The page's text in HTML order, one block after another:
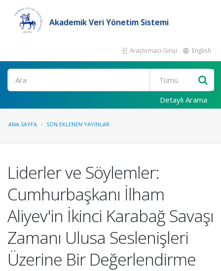
Akademik Veri Yönetim Sistemi
Araştırmacı Girişi English
Ara
Detaylı Arama
ANA SAYFA SON EKLENEN YAYINLAR
Liderler ve Söylemler:
Cumhurbaşkanı İlham
Aliyev'in İkinci Karabağ Savaşı
Zamanı Ulusa Seslenişleri
Üzerine Bir Değerlendirme